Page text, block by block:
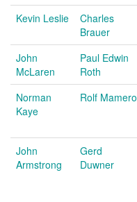
Kevin Leslie
Charles
Brauer
John
McLaren
Paul Edwin
Roth
Norman
Kaye
Rolf Mamero
John
Armstrong
Gerd
Duwner